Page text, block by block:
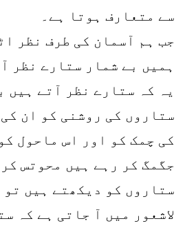
سے متعارف ہوتا ہے۔
جب ہم آسمان کی طرف نظر
ہمیں بے شمار ستارے نظر
یہ کہ ستارے نظر آتے ہیں
ستاروں کی روشنی کو ان
کی چمک کو اور اس ماحول
جگمگ کر رہے ہیں محوتس
ستاروں کو دیکھتے ہیں تو
لاشعور میں آ جاتی ہے کہ